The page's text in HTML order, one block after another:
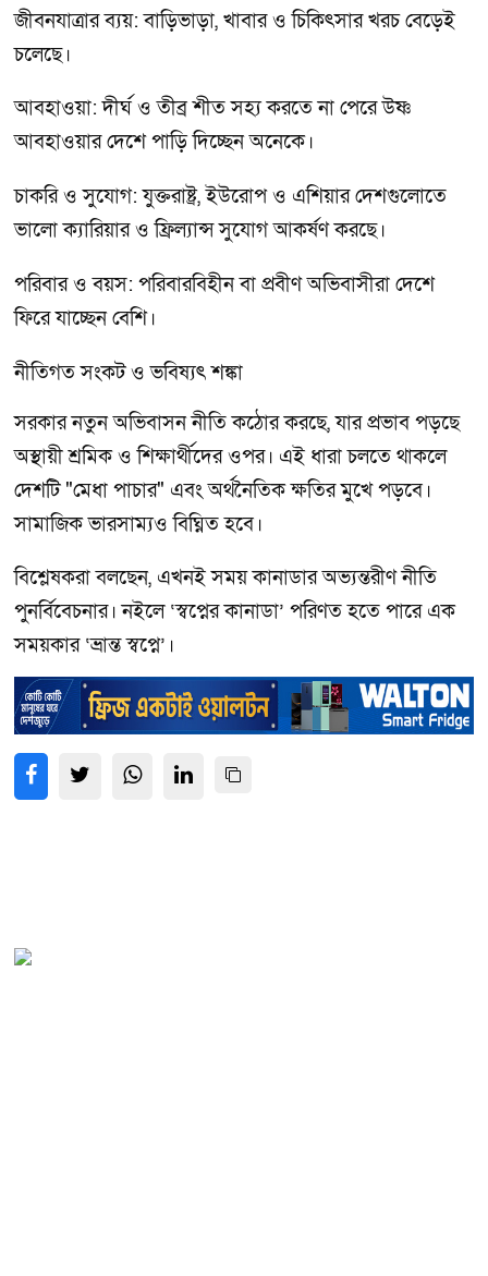
জীবনযাত্রার ব্যয়: বাড়িভাড়া, খাবার ও চিকিৎসার খরচ বেড়েই
চলেছে।
আবহাওয়া: দীর্ঘ ও তীব্র শীত সহ্য করতে না পেরে উষ্ণ
আবহাওয়ার দেশে পাড়ি দিচ্ছেন অনেকে।
চাকরি ও সুযোগ: যুক্তরাষ্ট্র, ইউরোপ ও এশিয়ার দেশগুলোতে
ভালো ক্যারিয়ার ও ফ্রিল্যান্স সুযোগ আকর্ষণ করছে।
পরিবার ও বয়স: পরিবারবিহীন বা প্রবীণ অভিবাসীরা দেশে
ফিরে যাচ্ছেন বেশি।
নীতিগত সংকট ও ভবিষ্যৎ শঙ্কা
সরকার নতুন অভিবাসন নীতি কঠোর করছে, যার প্রভাব পড়ছে
অস্থায়ী শ্রমিক ও শিক্ষার্থীদের ওপর। এই ধারা চলতে থাকলে
দেশটি "মেধা পাচার" এবং অর্থনৈতিক ক্ষতির মুখে পড়বে।
সামাজিক ভারসাম্যও বিঘ্নিত হবে।
বিশ্লেষকরা বলছেন, এখনই সময় কানাডার অভ্যন্তরীণ নীতি
পুনর্বিবেচনার। নইলে ‘স্বপ্নের কানাডা’ পরিণত হতে পারে এক
সময়কার ‘ভ্রান্ত স্বপ্নে’।